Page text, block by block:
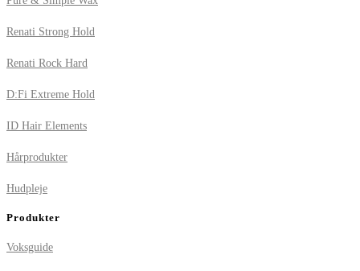
Renati Strong Hold
Renati Rock Hard
D:Fi Extreme Hold
ID Hair Elements
Hårprodukter
Hudpleje
Produkter
Voksguide